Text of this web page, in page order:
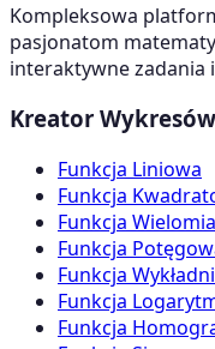
Kompleksowa
pasjonatom
interaktywne zadania
Kreator Wykresów
Funkcja Liniowa
Funkcja
Funkcja
Funkcja
Funkcja
Funkcja
Funkcja